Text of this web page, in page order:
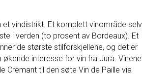
et vindistrikt. Et komplett vinområde selv
i verden (to prosent av Bordeaux). Et
de største stilforskjellene, og det er
økende interesse for vin fra Jura. Vinene
Cremant til den søte Vin de Paille via